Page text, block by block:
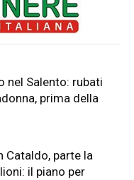
nel Salento: rubati
prima della
Cataldo, parte la
il piano per